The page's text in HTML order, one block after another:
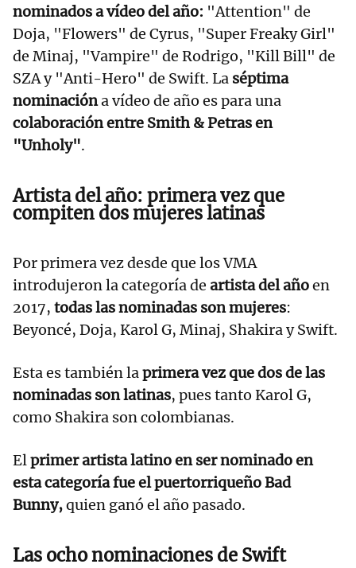
nominados a vídeo del año: "Attention" de
Doja, "Flowers" de Cyrus, "Super Freaky Girl"
de Minaj, "Vampire" de Rodrigo, "Kill Bill" de
SZA y "Anti-Hero" de Swift. La séptima
nominacióna vídeo de año es para una
colaboración entre Smith & Petras en
"Unholy".
Artista del año: primera vez que
compiten dos mujeres latinas
Por primera vez desde que los VMA
introdujeron la categoría de artista del añoen
2017, todas las nominadas son mujeres:
Beyoncé, Doja, Karol G, Minaj, Shakira y Swift.
Esta es también laprimera vez que dos de las
nominadas son latinas, pues tanto Karol G,
como Shakira son colombianas.
Elprimer artista latino en ser nominado en
esta categoría fue el puertorriqueño Bad
Bunny,quien ganó el año pasado.
Las ocho nominaciones de Swift